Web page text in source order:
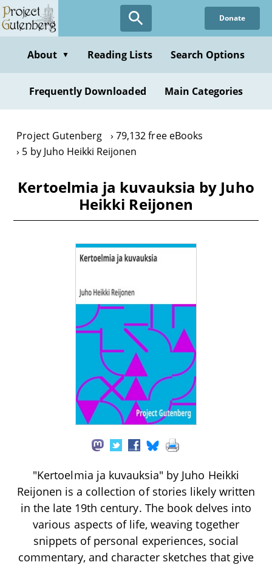
Skip
to
content
Donate
About ▼ Reading Lists Search Options
Frequently Downloaded Main Categories
Project Gutenberg
79,132 free eBooks
5 by Juho Heikki Reijonen
Kertoelmia ja kuvauksia by Juho
Heikki Reijonen
"Kertoelmia ja kuvauksia" by Juho Heikki
Reijonen is a collection of stories likely written
in the late 19th century. The book delves into
various aspects of life, weaving together
snippets of personal experiences, social
commentary, and character sketches that give